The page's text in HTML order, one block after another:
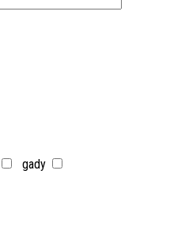
gady